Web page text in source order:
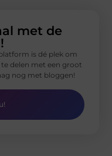
met de
is dé plek om
delen met een groot
nog met bloggen!